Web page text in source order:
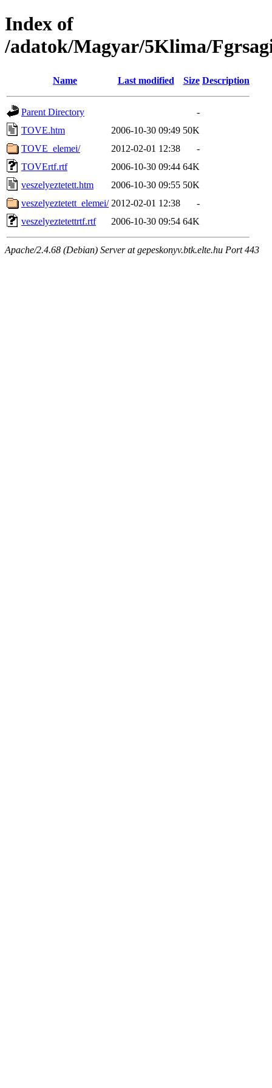
Index of
/adatok/Magyar/5Klima/
Name Last modified Size Description
Parent Directory
-
TOVE.htm
2006-10-30 09:49 50K
TOVE_elemei/
2012-02-01 12:38
-
TOVErtf.rtf
2006-10-30 09:44 64K
veszelyeztetett.htm
2006-10-30 09:55 50K
veszelyeztetett_elemei/ 2012-02-01 12:38
-
veszelyeztetettrtf.rtf
2006-10-30 09:54 64K
Apache/2.4.68 (Debian) Server at gepeskonyv.btk.elte.hu Port 443